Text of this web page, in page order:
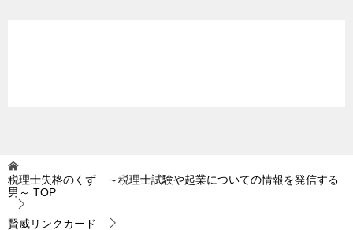
税理士失格のくず ～税理士試験や起業についての情報を発信する
男～ TOP
賢威リンクカード